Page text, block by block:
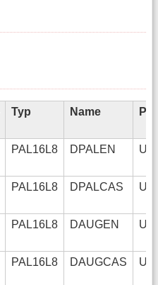
Typ Name
PAL16L8 DPALEN
PAL16L8 DPALCAS
PAL16L8 DAUGEN
PAL16L8 DAUGCAS